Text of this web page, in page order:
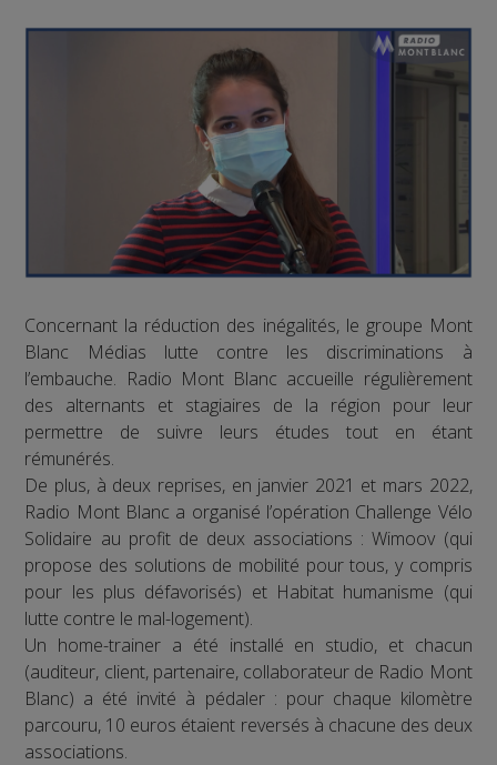
Concernant la réduction des inégalités, le groupe Mont
Blanc Médias lutte contre les discriminations à
l’embauche. Radio Mont Blanc accueille régulièrement
des alternants et stagiaires de la région pour leur
permettre de suivre leurs études tout en étant
rémunérés.
De plus, à deux reprises, en janvier 2021 et mars 2022,
Radio Mont Blanc a organisé l’opération Challenge Vélo
Solidaire au profit de deux associations : Wimoov (qui
propose des solutions de mobilité pour tous, y compris
pour les plus défavorisés) et Habitat humanisme (qui
lutte contre le mal-logement).
Un home-trainer a été installé en studio, et chacun
(auditeur, client, partenaire, collaborateur de Radio Mont
Blanc) a été invité à pédaler : pour chaque kilomètre
parcouru, 10 euros étaient reversés à chacune des deux
associations.